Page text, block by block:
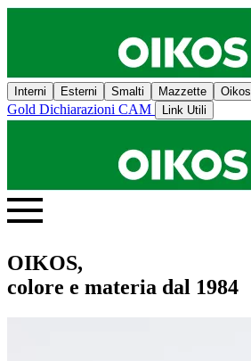
Interni Esterni Smalti Mazzette Oikos
Gold Dichiarazioni CAM Link Utili
OIKOS,
colore e materia dal 1984